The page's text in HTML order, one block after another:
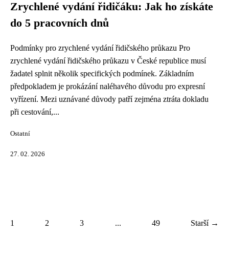
Zrychlené vydání řidičáku: Jak ho získáte
do 5 pracovních dnů
Podmínky pro zrychlené vydání řidičského průkazu Pro
zrychlené vydání řidičského průkazu v České republice musí
žadatel splnit několik specifických podmínek. Základním
předpokladem je prokázání naléhavého důvodu pro expresní
vyřízení. Mezi uznávané důvody patří zejména ztráta dokladu
při cestování,...
Ostatní
27. 02. 2026
1 2 3 ... 49 Starší →